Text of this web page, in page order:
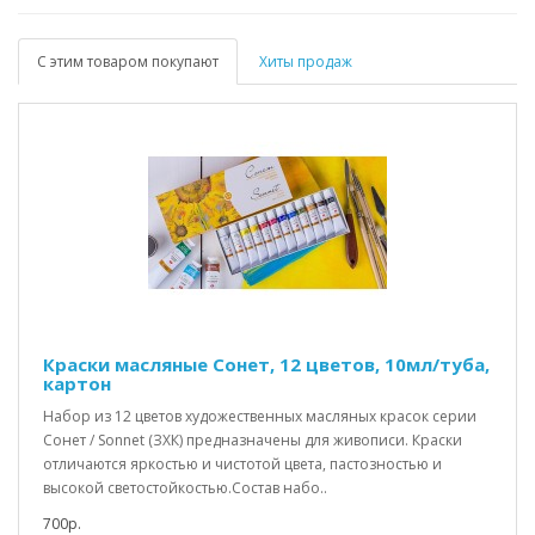
С этим товаром покупают Хиты продаж
Краски масляные Сонет, 12 цветов, 10мл/туба,
картон
Набор из 12 цветов художественных масляных красок серии
Сонет / Sonnet (ЗХК) предназначены для живописи. Краски
отличаются яркостью и чистотой цвета, пастозностью и
высокой светостойкостью.Состав набо..
700р.